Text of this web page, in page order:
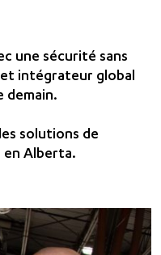
une sécurité sans
et intégrateur global
demain.
solutions de
en Alberta.